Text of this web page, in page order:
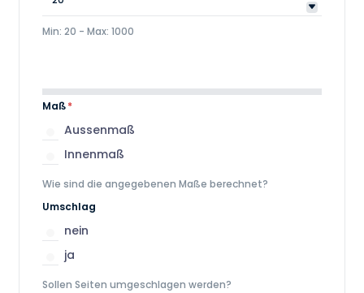
Min: 20 - Max: 1000
Maß*
Aussenmaß
Innenmaß
Wie sind die angegebenen Maße berechnet?
Umschlag
nein
ja
Sollen Seiten umgeschlagen werden?